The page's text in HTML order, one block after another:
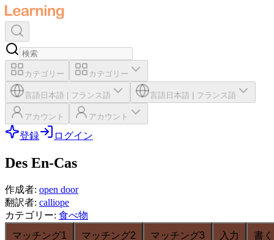
カテゴリー カテゴリー
言語 日本語 フランス語 言語 日本語 フランス語
アカウント アカウント
登録 ログイン
Des En-Cas
作成者: open door
翻訳者: calliope
カテゴリー: 食べ物
マッチング1
マッチング2 マッチング3 入力 書く